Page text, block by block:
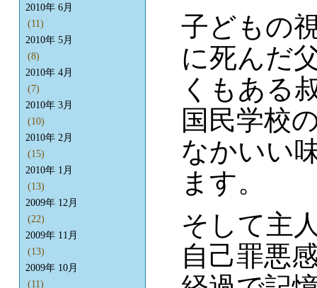
子どもの
に死んだ
くもある
国民学校
なかいい
ます。
そして主
自己罪悪
2010年 6月
(11)
2010年 5月
(8)
2010年 4月
(7)
2010年 3月
(10)
2010年 2月
(15)
2010年 1月
(13)
2009年 12月
(22)
2009年 11月
(13)
2009年 10月
(11)